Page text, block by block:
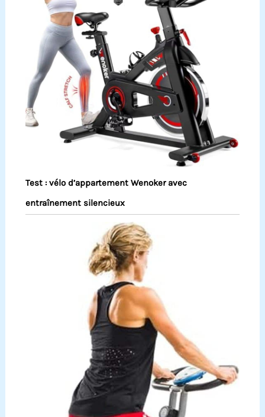
Test : vélo d’appartement Wenoker avec
entraînement silencieux